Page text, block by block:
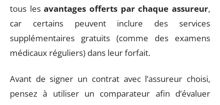
tous lesavantages offerts par chaque assureur,
car certains peuvent inclure des services
supplémentaires gratuits (comme des examens
médicaux réguliers) dans leur forfait.
Avant de signer un contrat avec l’assureur choisi,
pensez à utiliser un comparateur afin d’évaluer